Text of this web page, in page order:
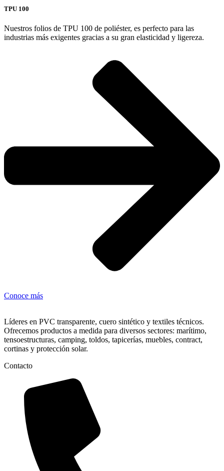
TPU 100
Nuestros folios de TPU 100 de poliéster, es perfecto para las
industrias más exigentes gracias a su gran elasticidad y ligereza.
Conoce más
Líderes en PVC transparente, cuero sintético y textiles técnicos.
Ofrecemos productos a medida para diversos sectores: marítimo,
tensoestructuras, camping, toldos, tapicerías, muebles, contract,
cortinas y protección solar.
Contacto